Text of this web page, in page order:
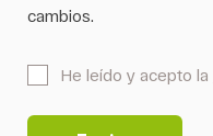
cambios.
He leído y acepto la